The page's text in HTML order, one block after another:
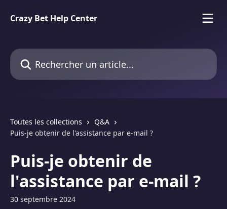
Crazy Bet Help Center
Rechercher un article...
Toutes les collections
Q&A
Puis-je obtenir de l'assistance par e-mail ?
Puis-je obtenir de
l'assistance par e-mail ?
30 septembre 2024